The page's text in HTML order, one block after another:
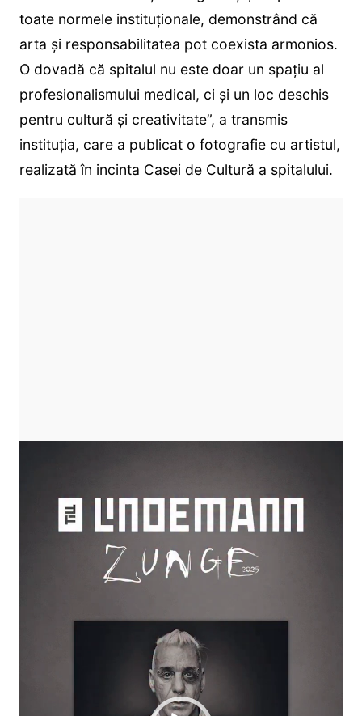
toate normele instituționale, demonstrând că
arta și responsabilitatea pot coexista armonios.
O dovadă că spitalul nu este doar un spațiu al
profesionalismului medical, ci și un loc deschis
pentru cultură și creativitate”, a transmis
instituția, care a publicat o fotografie cu artistul,
realizată în incinta Casei de Cultură a spitalului.